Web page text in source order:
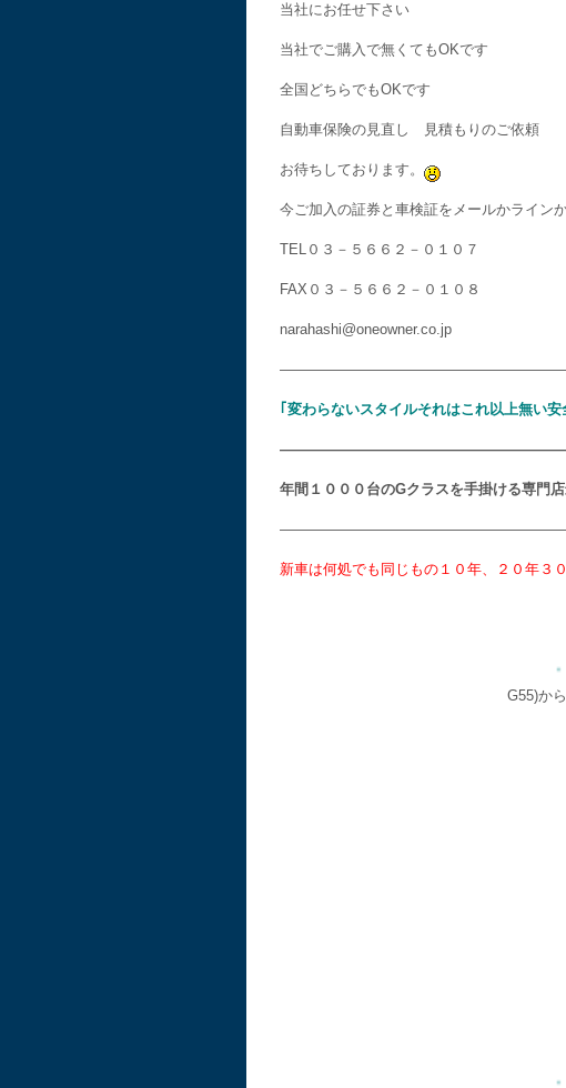
当社にお任せ下さい
当社でご購入で無くてもOKです
全国どちらでもOKです
自動車保険の見直し 見積もりのご依頼
お待ちしております。
今ご加入の証券と車検証をメールかライン
TEL０３－５６６２－０１０７
FAX０３－５６６２－０１０８
narahashi@oneowner.co.jp
｢変わらないスタイルそれはこれ以上無い
年間１０００台のGクラスを手掛ける専門
新車は何処でも同じもの１０年、２０年３
G55)か